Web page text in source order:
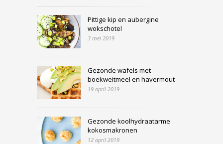
Pittige kip en aubergine
wokschotel
3 mei 2019
Gezonde wafels met
boekweitmeel en havermout
19 april 2019
Gezonde koolhydraatarme
kokosmakronen
12 april 2019